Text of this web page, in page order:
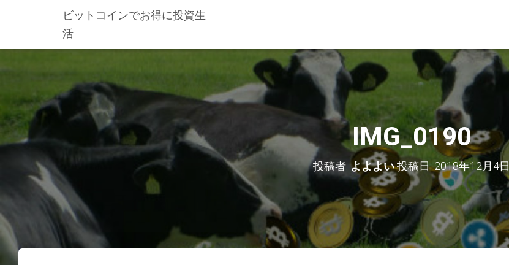
ビットコインでお得に投資生
活
IMG_0190
投稿者: よよよい投稿日:2018年12月4日